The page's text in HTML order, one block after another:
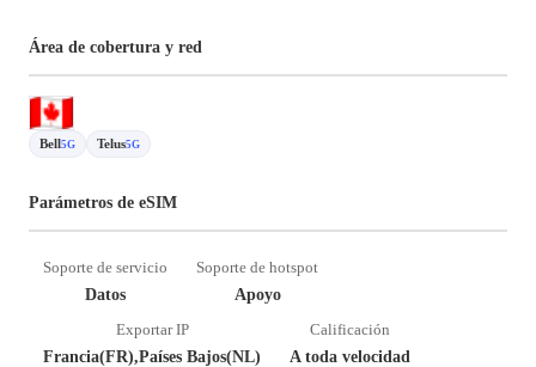
Área de cobertura y red
Bell5G Telus5G
Parámetros de eSIM
Soporte de servicio
Datos
Soporte de hotspot
Apoyo
Exportar IP
Francia(FR),Países Bajos(NL)
Calificación
A toda velocidad